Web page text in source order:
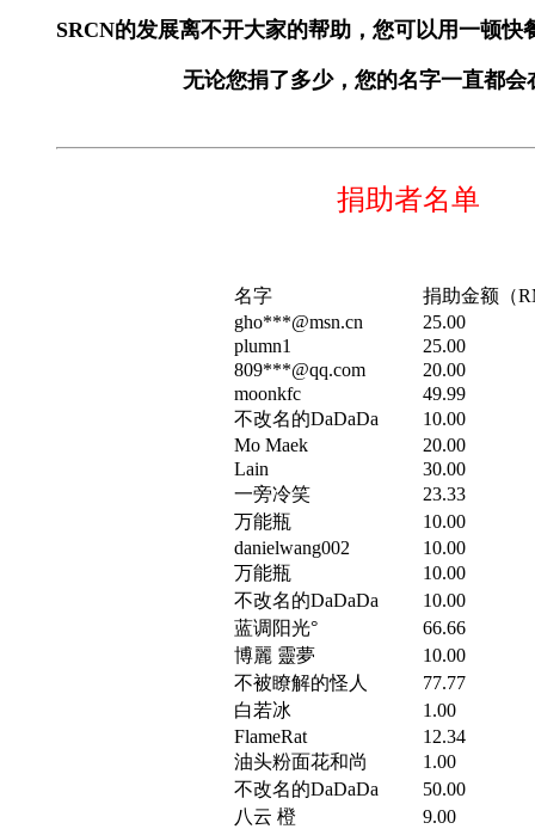
SRCN的发展离不开大家的帮助，您可以用一顿快
无论您捐了多少，您的名字一直都会
捐助者名单
名字
捐助金额（
gho***@msn.cn
25.00
plumn1
25.00
809***@qq.com
20.00
moonkfc
49.99
不改名的DaDaDa
10.00
Mo Maek
20.00
Lain
30.00
一旁冷笑
23.33
万能瓶
10.00
danielwang002
10.00
万能瓶
10.00
不改名的DaDaDa
10.00
蓝调阳光°
66.66
博麗 靈夢
10.00
不被瞭解的怪人
77.77
白若冰
1.00
FlameRat
12.34
油头粉面花和尚
1.00
不改名的DaDaDa
50.00
八云 橙
9.00